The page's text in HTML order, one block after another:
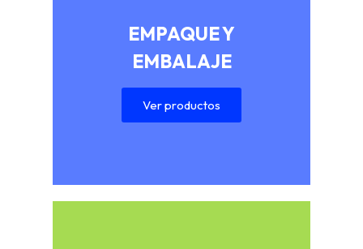
EMPAQUE Y
EMBALAJE
Ver productos